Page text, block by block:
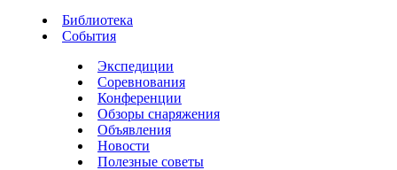
Библиотека
События
Экспедиции
Соревнования
Конференции
Обзоры снаряжения
Объявления
Новости
Полезные советы